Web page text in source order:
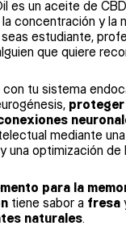
es un aceite de
concentración y la
estudiante,
que quiere
con tu sistema
proteger
mediante
una optimización de
para la
tiene sabor a fresa
naturales.